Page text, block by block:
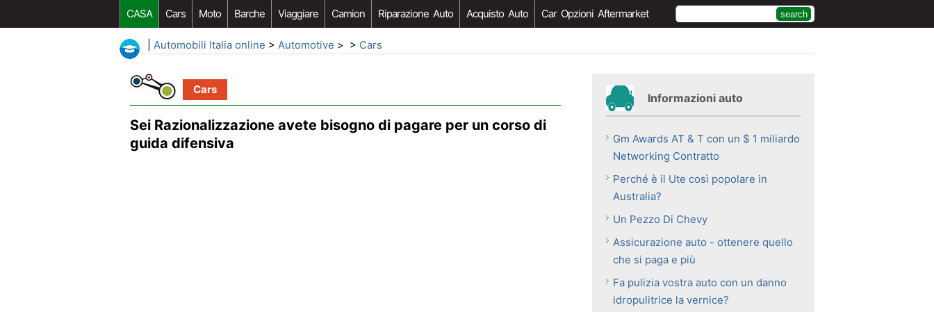
CASA Cars Moto Barche Viaggiare Camion Riparazione Auto Acquisto Auto Car Opzioni Aftermarket
Automobili Italia online > Automotive > > Cars
Cars
Sei Razionalizzazione avete bisogno di pagare per un corso di
guida difensiva
Informazioni auto
Gm Awards AT & T con un $ 1 miliardo
Networking Contratto
Perché è il Ute così popolare in
Australia?
Un Pezzo Di Chevy
Assicurazione auto - ottenere quello
che si paga e più
Fa pulizia vostra auto con un danno
idropulitrice la vernice?